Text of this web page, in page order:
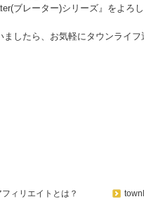
ブレーター)シリーズ』をよろ
ましたら、お気軽にタウンライフ
ィリエイトとは？